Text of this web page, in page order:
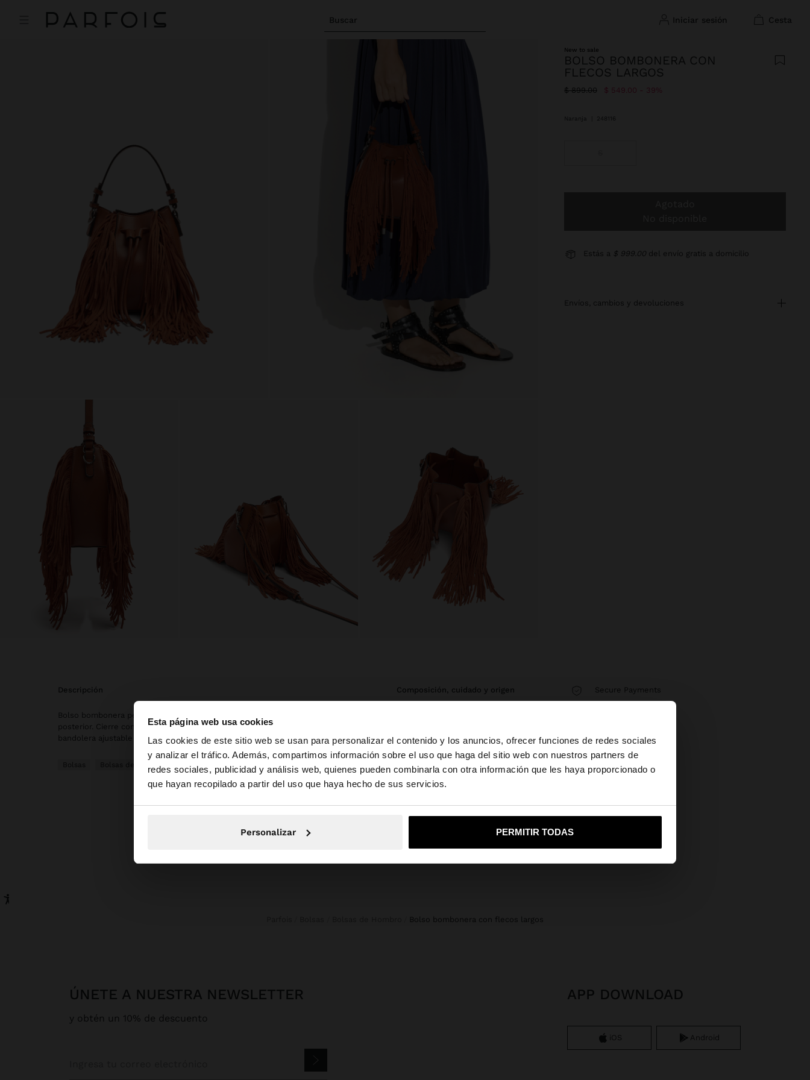
Esta página web usa cookies
Las cookies de este sitio web se usan para personalizar el contenido y los anuncios, ofrecer funciones de redes sociales
y analizar el tráfico. Además, compartimos información sobre el uso que haga del sitio web con nuestros partners de
redes sociales, publicidad y análisis web, quienes pueden combinarla con otra información que les haya proporcionado o
que hayan recopilado a partir del uso que haya hecho de sus servicios.
Personalizar PERMITIR TODAS
Buscar iniciar sesión cesta
hola ×
Estás accediendo a la web de Mexico. ¿Quieres ir a la web de United States?
No, continuar en la web de Mexico Sí, llévame a United States
New to sale
BOLSO BOMBONERA CON
FLECOS LARGOS
Precio rebajado de
$ 899.00A $ 549.00 39%
Naranja 248116
Estás a $ 999.00 del envío gratis a domicilio
envíos, cambios y devoluciones
descripción
Bolso bombonera pequeño con flecos largos en la parte delantera y
posterior. Cierre con cordón para fruncir. Asa de mano removible. Incluye
bandolera ajustable y removible.
Bolsas Bolsas de Hombro
composición, cuidado y origen
Forro: 100% Poliuretano
Dimensiones cm: 20x24x11 (LxAxA)
Longitud Asa (Min. - Max.): 55
Secure Payments
bolso bombonera con flecos largos
ÚNETE A NUESTRA NEWSLETTER
y obtén un 10% de descuento
APP DOWNLOAD
iOS Android